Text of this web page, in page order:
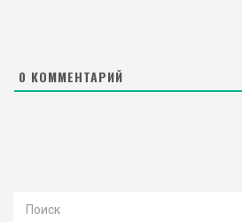
0 КОММЕНТАРИЙ